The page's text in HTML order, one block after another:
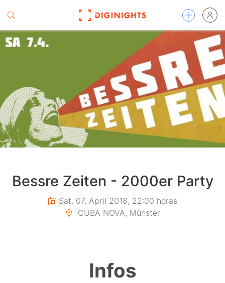
Bessre Zeiten - 2000er Party
Sat. 07. April 2018, 22:00 horas
CUBA NOVA, Münster
Infos